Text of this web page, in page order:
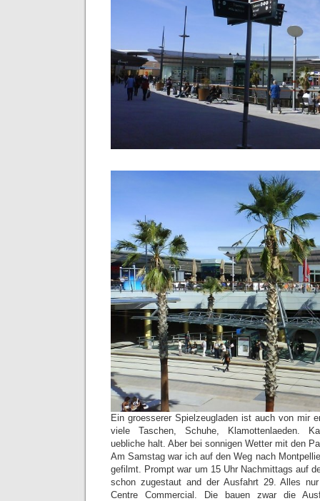
Ein groesserer Spielzeugladen ist auch von mir
viele Taschen, Schuhe, Klamottenlaeden.
uebliche halt. Aber bei sonnigen Wetter mit den
Am Samstag war ich auf den Weg nach
gefilmt. Prompt war um 15 Uhr Nachmittags auf
schon zugestaut and der Ausfahrt 29. Alles
Centre Commercial. Die bauen zwar die